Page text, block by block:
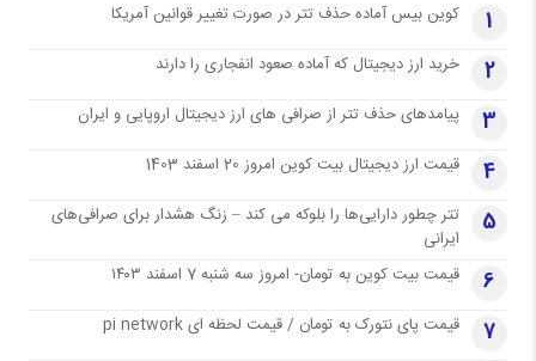
1 کوین بیس آماده حذف تتر در صورت تغییر قوانین آمریکا
2 خرید ارز دیجیتال که آماده صعود انفجاری را دارند
3 پیامدهای حذف تتر از صرافی های ارز دیجیتال اروپایی و ایران
4 قیمت ارز دیجیتال بیت کوین امروز 20 اسفند 1403
5
تتر چطور دارایی‌ها را بلوکه می کند – زنگ هشدار برای صرافی‌های
ایرانی
6 قیمت بیت کوین به تومان- امروز سه شنبه 7 اسفند ۱۴۰۳
7 قیمت پای نتورک به تومان / قیمت لحظه ای pi network